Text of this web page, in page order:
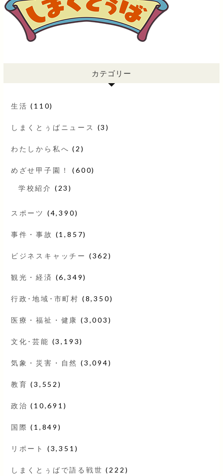
カテゴリー
生活 (110)
しまくとぅばニュース (3)
わたしから私へ (2)
めざせ甲子園！ (600)
学校紹介 (23)
スポーツ (4,390)
事件・事故 (1,857)
ビジネスキャッチー (362)
観光・経済 (6,349)
行政･地域･市町村 (8,350)
医療・福祉・健康 (3,003)
文化･芸能 (3,193)
気象・災害・自然 (3,094)
教育 (3,552)
政治 (10,691)
国際 (1,849)
リポート (3,351)
しまくとぅばで語る戦世 (222)